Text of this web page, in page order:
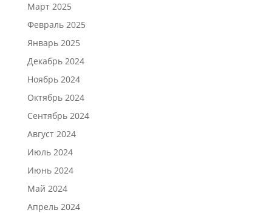
Март 2025
Февраль 2025
Январь 2025
Декабрь 2024
Ноябрь 2024
Октябрь 2024
Сентябрь 2024
Август 2024
Июль 2024
Июнь 2024
Май 2024
Апрель 2024